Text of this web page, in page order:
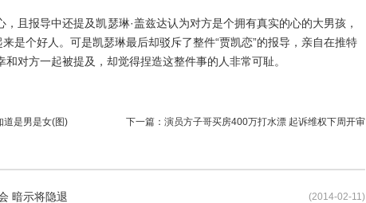
报导中还提及凯瑟琳·盖兹达认为对方是个拥有真实的心的大男孩，
是个好人。可是凯瑟琳最后却驳斥了整件“贾凯恋”的报导，亲自在推特
和对方一起被提及，却觉得捏造这整件事的人非常可耻。
道是男是女(图) 下一篇： 演员方子哥买房400万打水漂 起诉维权下周开审
(2014-02-11)
暗示将隐退